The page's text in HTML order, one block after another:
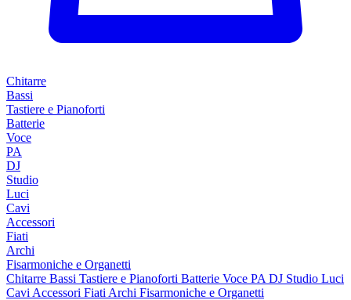
Chitarre
Bassi
Tastiere e Pianoforti
Batterie
Voce
PA
DJ
Studio
Luci
Cavi
Accessori
Fiati
Archi
Fisarmoniche e Organetti
Chitarre Bassi Tastiere e Pianoforti Batterie Voce PA DJ Studio Luci
Cavi Accessori Fiati Archi Fisarmoniche e Organetti